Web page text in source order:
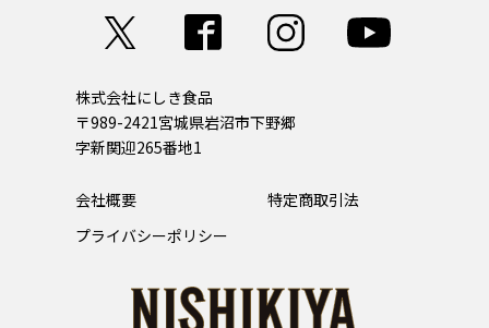
株式会社にしき食品
〒989-2421宮城県岩沼市下野郷
字新関迎265番地1
会社概要
特定商取引法
プライバシーポリシー